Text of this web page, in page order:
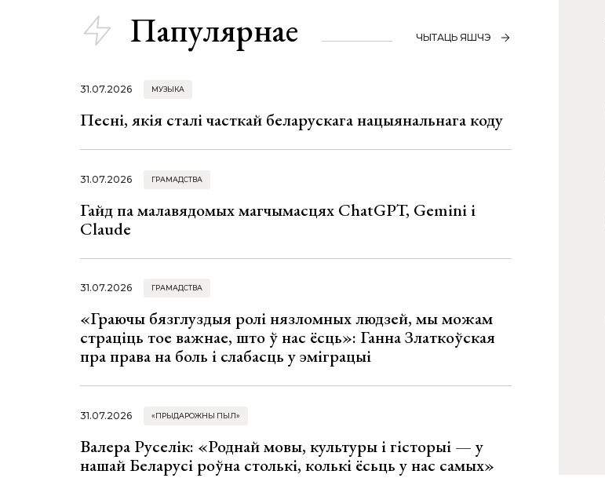
Папулярнае ЧЫТАЦЬ ЯШЧЭ
31.07.2026 МУЗЫКА
Песні, якія сталі часткай беларускага нацыянальнага коду
31.07.2026 ГРАМАДСТВА
Гайд па малавядомых магчымасцях ChatGPT, Gemini і
Claude
31.07.2026 ГРАМАДСТВА
«Граючы бязглуздыя ролі нязломных людзей, мы можам
страціць тое важнае, што ў нас ёсць»: Ганна Златкоўская
пра права на боль і слабасць у эміграцыі
31.07.2026 «ПРЫДАРОЖНЫ ПЫЛ»
Валера Руселік: «Роднай мовы, культуры і гісторыі — у
нашай Беларусі роўна столькі, колькі ёсьць у нас самых»